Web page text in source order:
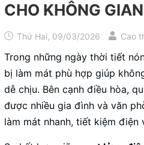
CHO KHÔNG
Thứ Hai, 09/03/2026 Cao
Trong những ngày thời tiết
bị làm mát phù hợp giúp
dễ chịu. Bên cạnh điều hòa,
được nhiều gia đình và văn
làm mát nhanh, tiết kiệm điện